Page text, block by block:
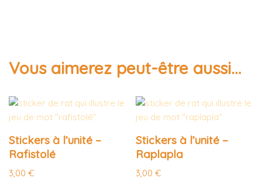
Vous aimerez peut-être aussi…
Stickers à l’unité –
Rafistolé
3,00 €
Stickers à l’unité –
Raplapla
3,00€